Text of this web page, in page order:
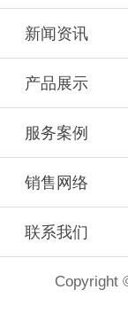
新闻资讯
产品展示
服务案例
销售网络
联系我们
Copyright